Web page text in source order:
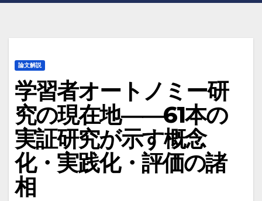
論文解説
学習者オートノミー研
究の現在地――61本の
実証研究が示す概念
化・実践化・評価の諸
相